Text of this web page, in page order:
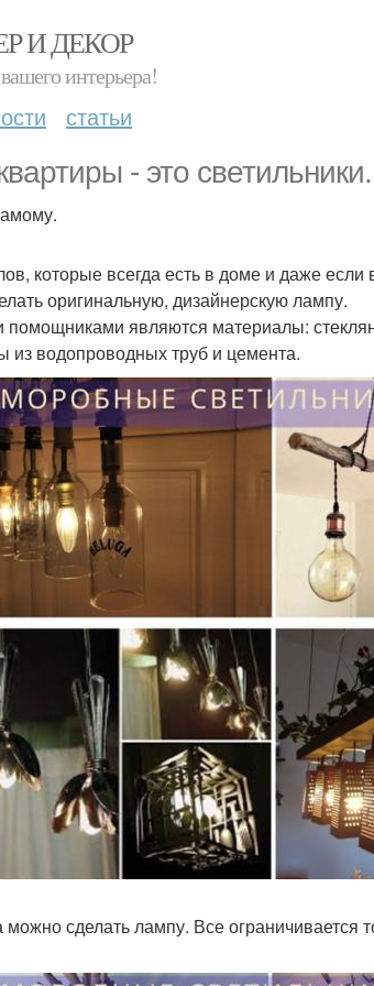
И ДЕКОР
интерьера!
статьи
- это светильники.
которые всегда есть в доме и даже
оригинальную, дизайнерскую лампу.
являются материалы:
из водопроводных труб и цемента.
сделать лампу. Все ограничивается